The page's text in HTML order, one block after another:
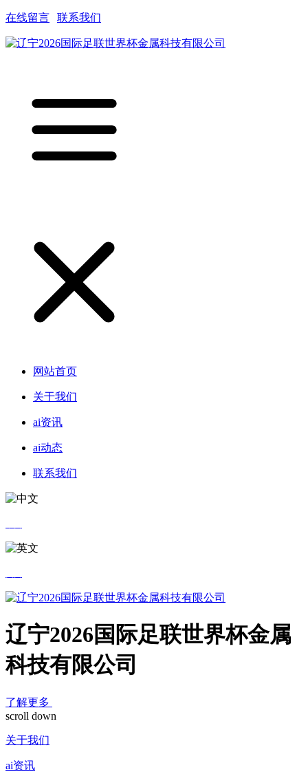
在线留言 联系我们
网站首页
关于我们
ai资讯
ai动态
联系我们
辽宁2026国际足联世界杯金属
科技有限公司
了解更多
scroll down
关于我们
ai资讯